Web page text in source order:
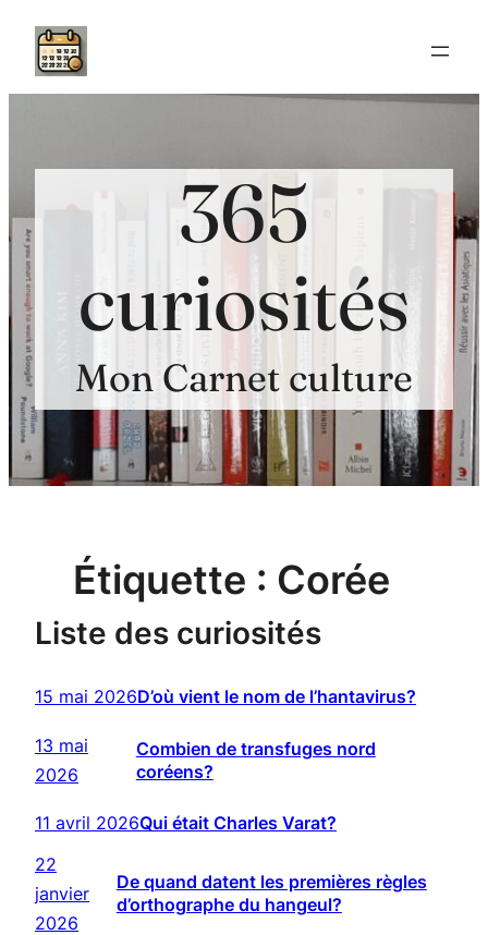
Aller
contenu
365
curiosités
Mon Carnet culture
Étiquette : Corée
Liste des curiosités
15 mai 2026D’où vient le nom de l’hantavirus?
13 mai
2026
Combien de transfuges nord
coréens?
11 avril 2026Qui était Charles Varat?
22
janvier
2026
De quand datent les premières règles
d’orthographe du hangeul?